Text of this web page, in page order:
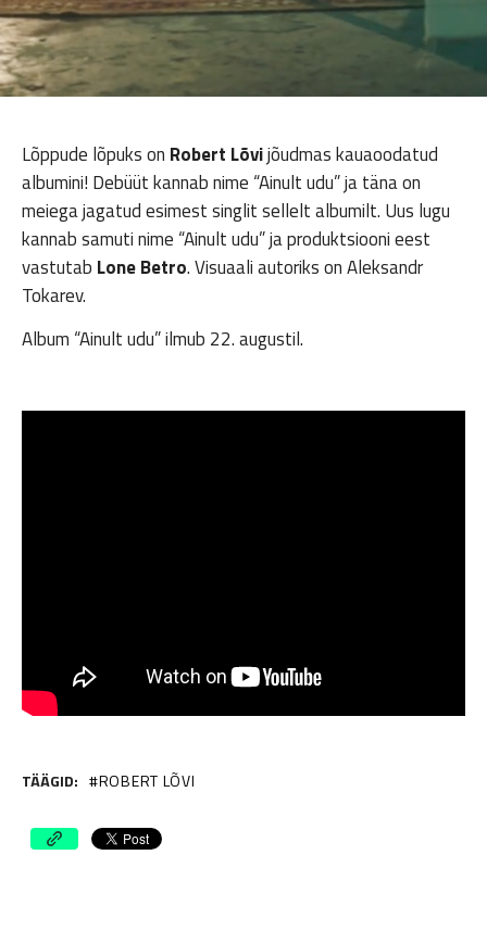
Lõppude lõpuks on Robert Lõvijõudmas kauaoodatud
albumini! Debüüt kannab nime “Ainult udu” ja täna on
meiega jagatud esimest singlit sellelt albumilt. Uus lugu
kannab samuti nime “Ainult udu” ja produktsiooni eest
vastutab Lone Betro. Visuaali autoriks on Aleksandr
Tokarev.
Album “Ainult udu” ilmub 22. augustil.
TÄÄGID: ROBERT LÕVI